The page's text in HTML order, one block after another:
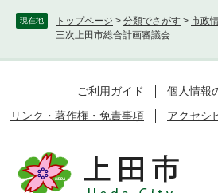
現在地 トップページ > 分類でさがす > 市政
三次上田市総合計画審議会
ご利用ガイド
個人情報
リンク・著作権・免責事項
アクセシ